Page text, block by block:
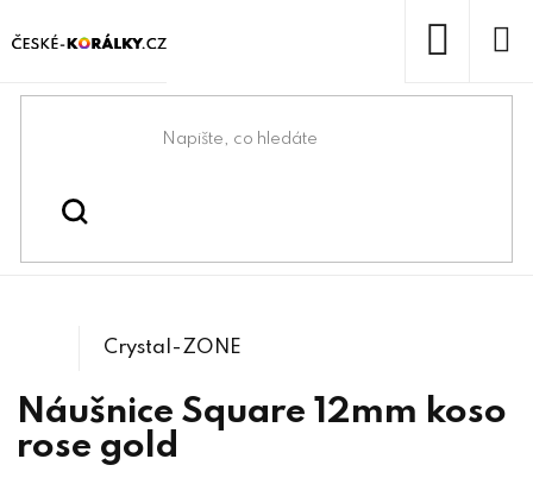
na
Domů
Swarovski® & lůžka
Crystals /
Náušnice Square 12mm koso
rose gold
Crystal-ZONE